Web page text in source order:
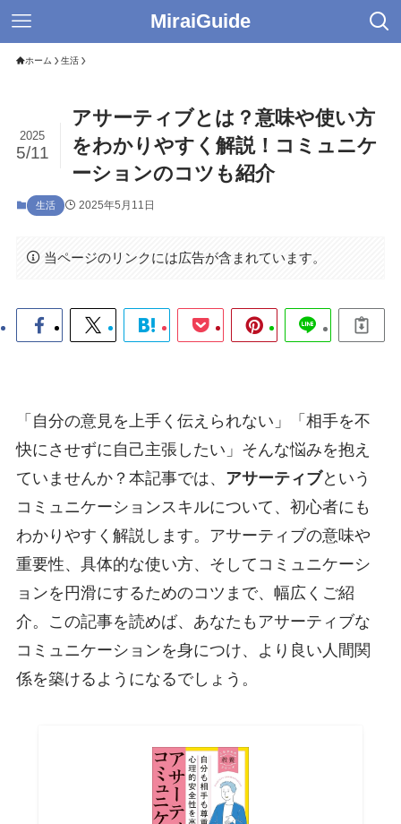
MiraiGuide
ホーム 生活
アサーティブとは？意味や使い方
をわかりやすく解説！コミュニケ
ーションのコツも紹介
2025
5/11
生活 2025年5月11日
当ページのリンクには広告が含まれています。
「自分の意見を上手く伝えられない」「相手を不
快にさせずに自己主張したい」そんな悩みを抱え
ていませんか？本記事では、 アサーティブという
コミュニケーションスキルについて、初心者にも
わかりやすく解説します。アサーティブの意味や
重要性、具体的な使い方、そしてコミュニケーシ
ョンを円滑にするためのコツまで、幅広くご紹
介。この記事を読めば、あなたもアサーティブな
コミュニケーションを身につけ、より良い人間関
係を築けるようになるでしょう。